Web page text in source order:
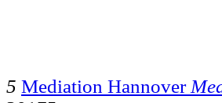
5 Mediation Hannover